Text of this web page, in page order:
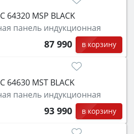
64320 MSP BLACK
панель индукционная
87 990 в корзину
64630 MST BLACK
панель индукционная
93 990 в корзину